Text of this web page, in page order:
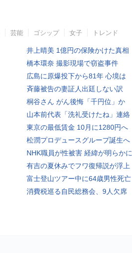
芸能 ゴシップ 女子 トレンド
井上晴美 1億円の保険かけた真相
橋本環奈 撮影現場で窃盗事件
広島に原爆投下から81年 心境は
斉藤被告の妻証人出廷しない訳
桐谷さん がん後悔「千円位」か
山本前代表「洗礼受けたね」連絡
東京の最低賃金 10月に1280円へ
松潤プロデュースグループ誕生へ
NHK職員が性被害 経緯が明らかに
有吉の夏休みでフワ復帰説が浮上
富士登山ツアー中に64歳男性死亡
消費税巡る自民総務会、9人欠席